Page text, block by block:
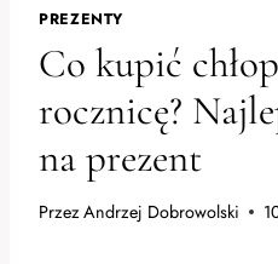
PREZENTY
Co kupić
rocznicę?
na prezent
PrzezAndrzej Dobrowolski